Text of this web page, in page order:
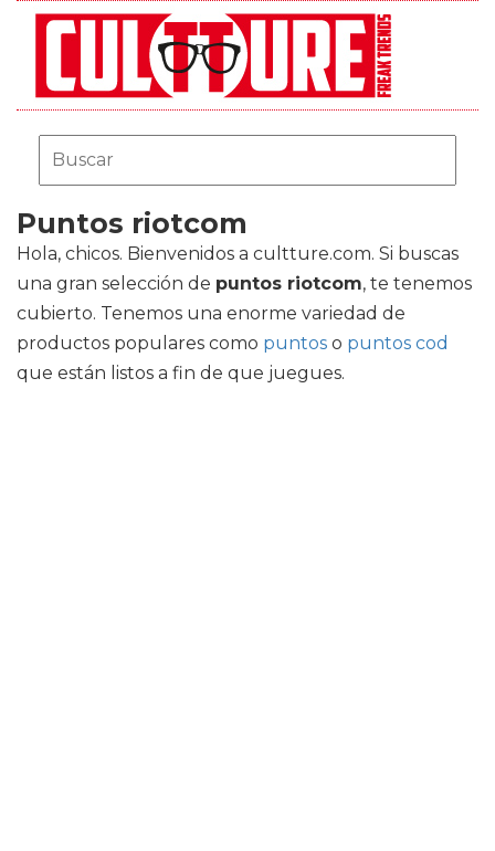
Puntos riotcom
Hola, chicos. Bienvenidos a cultture.com. Si buscas
una gran selección de puntos riotcom, te tenemos
cubierto. Tenemos una enorme variedad de
productos populares como puntos o puntos cod
que están listos a fin de que juegues.